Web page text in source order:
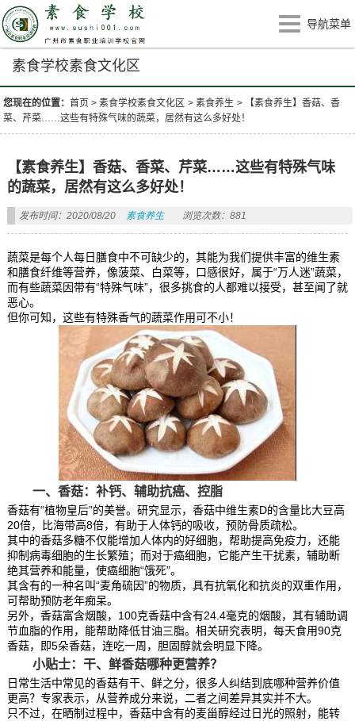
导航菜单
素食学校素食文化区
您现在的位置：首页 >素食学校素食文化区 >素食养生 >
【素食养生】香菇、香
菜、芹菜……这些有特殊气味的蔬菜，居然有这么多好处！
【素食养生】香菇、香菜、芹菜……这些有特殊气味
的蔬菜，居然有这么多好处！
发布时间：2020/08/20 素食养生 浏览次数：881
蔬菜是每个人每日膳食中不可缺少的，其能为我们提供丰富的维生素
和膳食纤维等营养，像菠菜、白菜等，口感很好，属于“万人迷”蔬菜，
而有些蔬菜因带有“特殊气味”，很多挑食的人都难以接受，甚至闻了就
恶心。
但你可知，这些有特殊香气的蔬菜作用可不小！
一、香菇：补钙、辅助抗癌、控脂
香菇有“植物皇后”的美誉。研究显示，香菇中维生素D的含量比大豆高
20倍，比海带高8倍，有助于人体钙的吸收，预防骨质疏松。
其中的香菇多糖不仅能增加人体内的好细胞，帮助提高免疫力，还能
抑制病毒细胞的生长繁殖；而对于癌细胞，它能产生干扰素，辅助断
绝其营养和能量，使癌细胞“饿死”。
其含有的一种名叫“麦角硫因”的物质，具有抗氧化和抗炎的双重作用，
可帮助预防老年痴呆。
另外，香菇富含烟酸，100克香菇中含有24.4毫克的烟酸，其有辅助调
节血脂的作用，能帮助降低甘油三脂。相关研究表明，每天食用90克
香菇，即5朵香菇，连吃一周，胆固醇就会明显下降。
小贴士：干、鲜香菇哪种更营养？
日常生活中常见的香菇有干、鲜之分，很多人纠结到底哪种营养价值
更高？专家表示，从营养成分来说，二者之间差异其实并不大。
只不过，在晒制过程中，香菇中含有的麦甾醇经过日光的照射，能转